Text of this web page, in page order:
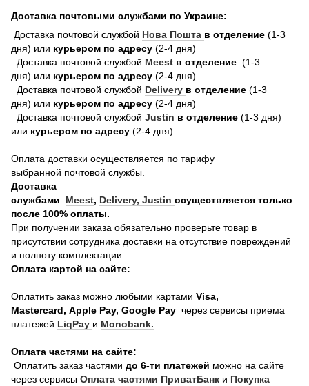
Доставка почтовыми службами по Украине:
Доставка почтовой службой Нова Пошта в отделение (1-3
дня) или курьером по адресу (2-4 дня)
Доставка почтовой службой Meest в отделение (1-3
дня) или курьером по адресу (2-4 дня)
Доставка почтовой службой Delivery в отделение (1-3
дня) или курьером по адресу (2-4 дня)
Доставка почтовой службой Justin в отделение (1-3 дня)
или курьером по адресу (2-4 дня)
Оплата доставки осуществляется по тарифу
выбранной почтовой службы.
Доставка
службами
Meest, Delivery, Justin осуществляется только
после 100% оплаты.
При получении заказа обязательно проверьте товар в
присутствии сотрудника доставки на отсутствие повреждений
и полноту комплектации.
Оплата картой на сайте:
Оплатить заказ можно любыми картами Visa,
Mastercard, Apple Pay, Google Pay через сервисы приема
платежей LiqPay и Monobank.
Оплата частями на сайте:
Оплатить заказ частями до 6-ти платежей можно на сайте
через сервисы Оплата частями ПриватБанк и Покупка